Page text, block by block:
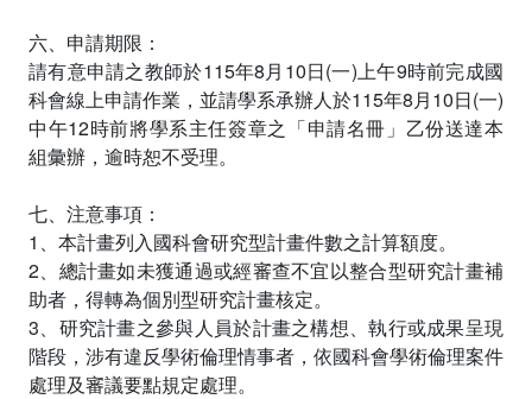
六、申請期限：
請有意申請之教師於115年8月10日(一)上午9時前完成國
科會線上申請作業，並請學系承辦人於115年8月10日(一)
中午12時前將學系主任簽章之「申請名冊」乙份送達本
組彙辦，逾時恕不受理。
七、注意事項：
1、本計畫列入國科會研究型計畫件數之計算額度。
2、總計畫如未獲通過或經審查不宜以整合型研究計畫補
助者，得轉為個別型研究計畫核定。
3、研究計畫之參與人員於計畫之構想、執行或成果呈現
階段，涉有違反學術倫理情事者，依國科會學術倫理案件
處理及審議要點規定處理。